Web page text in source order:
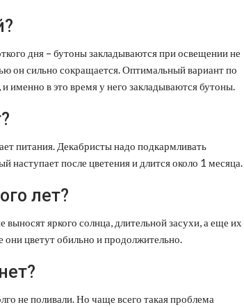
дня – бутоны закладываются при освещении не
он сильно сокращается. Оптимальный вариант по
именно в это время у него закладываются бутоны.
питания. Декабристы надо подкармливать
наступает после цветения и длится около 1 месяца.
лет?
яркого солнца, длительной засухи, а еще их
цветут обильно и продолжительно.
не поливали. Но чаще всего такая проблема